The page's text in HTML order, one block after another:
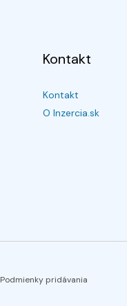
Kontakt
Kontakt
O Inzercia.sk
Podmienky pridávania